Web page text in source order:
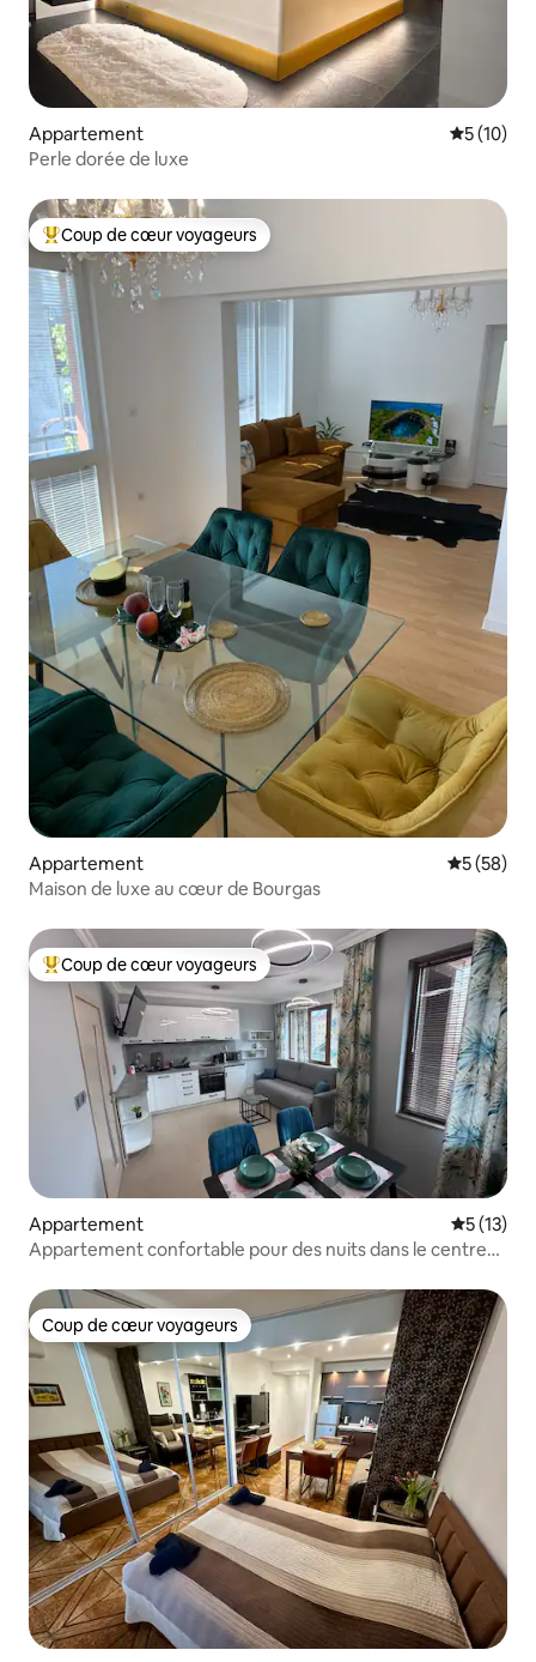
Appartement
5 (10)
Perle dorée de luxe
Coups de cœur voyageurs les plus appréciés
Coup de cœur voyageurs
Appartement
5 (58)
Maison de luxe au cœur de Bourgas
Coups de cœur voyageurs les plus appréciés
Coup de cœur voyageurs
Appartement
5 (13)
Appartement confortable pour des nuits dans le centre
Coup de cœur voyageurs
Coup de cœur voyageurs